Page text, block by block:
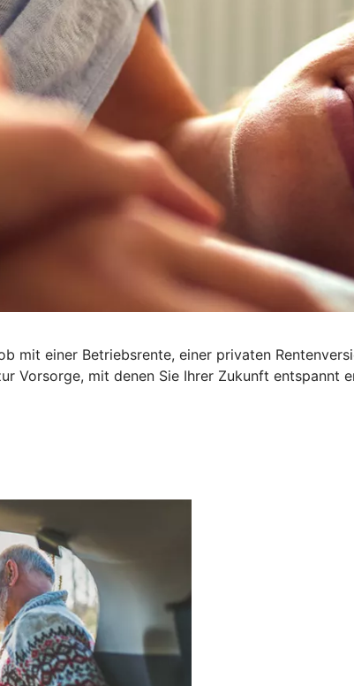
mit einer Betriebsrente, einer privaten
Vorsorge, mit denen Sie Ihrer Zukunft entspannt